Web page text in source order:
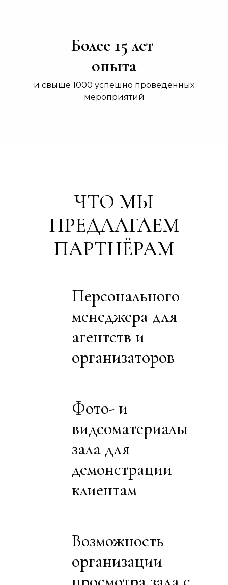
Более 15 лет
опыта
и свыше 1000 успешно проведённых
мероприятий
ЧТО МЫ
ПРЕДЛАГАЕМ
ПАРТНЁРАМ
Персонального
менеджера для
агентств и
организаторов
Фото- и
видеоматериалы
зала для
демонстрации
клиентам
Возможность
организации